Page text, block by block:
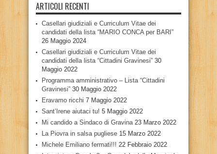
ARTICOLI RECENTI
Casellari giudiziali e Curriculum Vitae dei
candidati della lista “MARIO CONCA per BARI”
26 Maggio 2024
Casellari giudiziali e Curriculum Vitae dei
candidati della lista “Cittadini Gravinesi” 30
Maggio 2022
Programma amministrativo – Lista “Cittadini
Gravinesi” 30 Maggio 2022
Eravamo ricchi 7 Maggio 2022
Sant’Irene aiutaci tu! 5 Maggio 2022
Mi candido a Sindaco di Gravina 23 Marzo 2022
La Piovra in salsa pugliese 15 Marzo 2022
Michele Emiliano fermati!!! 22 Febbraio 2022